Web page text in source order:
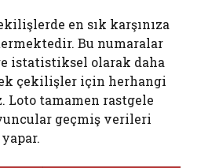
en sık karşınıza
Bu numaralar
istatistiksel olarak daha
çekilişler için herhangi
Loto tamamen rastgele
geçmiş verileri